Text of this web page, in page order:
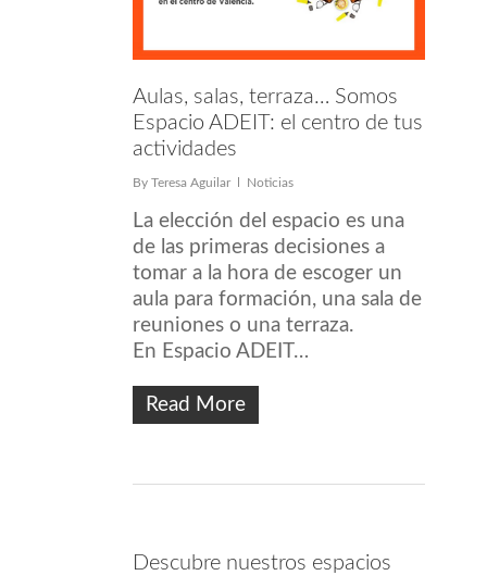
Aulas, salas, terraza… Somos
Espacio ADEIT: el centro de tus
actividades
By Teresa Aguilar Noticias
La elección del espacio es una
de las primeras decisiones a
tomar a la hora de escoger un
aula para formación, una sala de
reuniones o una terraza.
En Espacio ADEIT…
Read More
Descubre nuestros espacios